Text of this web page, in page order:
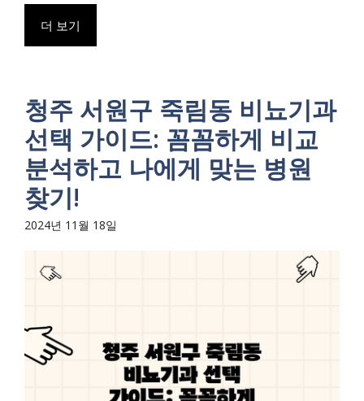
더 보기
청주 서원구 죽림동 비뇨기과
선택 가이드: 꼼꼼하게 비교
분석하고 나에게 맞는 병원
찾기!
2024년 11월 18일